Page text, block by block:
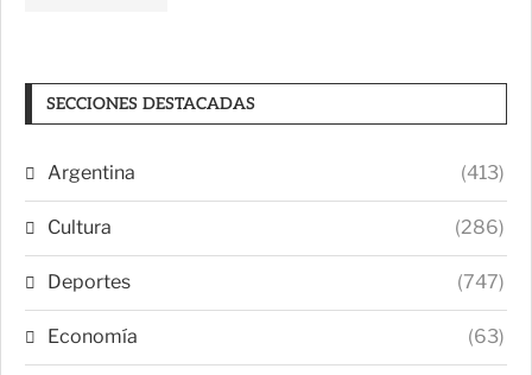
SECCIONES DESTACADAS
Argentina (413)
Cultura (286)
Deportes (747)
Economía (63)